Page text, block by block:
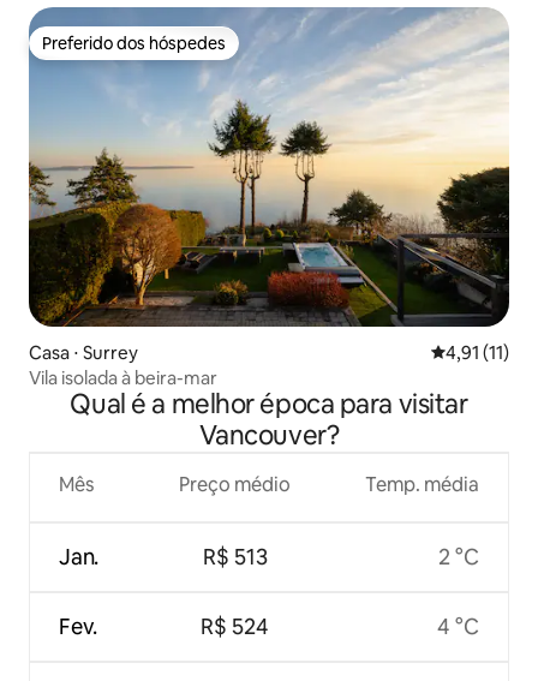
Preferido dos hóspedes
Preferido dos hóspedes
Casa ⋅ Surrey 4,91 de uma
4,91 (11)
Vila isolada à beira-mar
Qual é a melhor época para visitar
Vancouver?
Mês
Jan.
Fev.
Preço médio
R$ 513
R$ 524
Temp. média
2 °C
4 °C